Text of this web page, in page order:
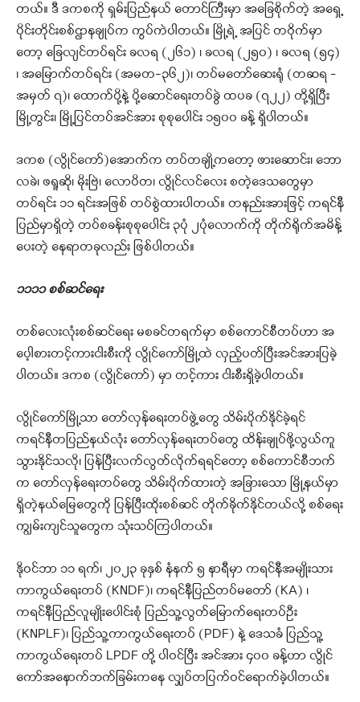
တယ်။ ဒီ ဒကစကို ရှမ်းပြည်နယ် တောင်ကြီးမှာ အခြေစိုက်တဲ့ အရှေ့
ပိုင်းတိုင်းစစ်ဌာနချုပ်က ကွပ်ကဲပါတယ်။ မြို့ရဲ့ အပြင် တဝိုက်မှာ
တော့ ခြေလျင်တပ်ရင်း ခလရ (၂၆၁) ၊ ခလရ (၂၅၀) ၊ ခလရ (၅၄)
၊ အမြောက်တပ်ရင်း (အမတ-၃၆၂)၊ တပ်မတော်ဆေးရုံ (တဆရ –
အမှတ် ၇)၊ ထောက်ပို့နဲ့ ပို့ဆောင်ရေးတပ်ခွဲ ထပခ (၇၂၂) တို့ရှိပြီး
မြို့တွင်း၊ မြို့ပြင်တပ်အင်အား စုစုပေါင်း ၁၅၀၀ ခန့် ရှိပါတယ်။
ဒကစ (လွိုင်ကော်)အောက်က တပ်တချို့ကတော့ ဖားဆောင်း၊ ဘော
လခဲ၊ ဖရူဆို၊ မိုးဗြဲ၊ လောပိတ၊ လွိုင်လင်လေး စတဲ့ဒေသတွေမှာ
တပ်ရင်း ၁၁ ရင်းအဖြစ် တပ်စွဲထားပါတယ်။ တနည်းအားဖြင့် ကရင်နီ
ပြည်မှာရှိတဲ့ တပ်စခန်းစုစုပေါင်း ၃ပုံ ၂ပုံလောက်ကို တိုက်ရိုက်အမိန့်
ပေးတဲ့ နေရာတခုလည်း ဖြစ်ပါတယ်။
၁၁၁၁ စစ်ဆင်ရေး
တစ်လေးလုံးစစ်ဆင်ရေး မစခင်တရက်မှာ စစ်ကောင်စီတပ်ဟာ အ
ပေ့ါစားတင့်ကားငါးစီးကို လွိုင်ကော်မြို့ထဲ လှည့်ပတ်ပြီးအင်အားပြခဲ့
ပါတယ်။ ဒကစ (လွိုင်ကော်) မှာ တင့်ကား ငါးစီးရှိခဲ့ပါတယ်။
လွိုင်ကော်မြို့သာ တော်လှန်ရေးတပ်ဖွဲ့တွေ သိမ်းပိုက်နိုင်ခဲ့ရင်
ကရင်နီတပြည်နယ်လုံး တော်လှန်ရေးတပ်တွေ ထိန်းချုပ်ဖို့လွယ်ကူ
သွားနိုင်သလို၊ ပြန်ပြီးလက်လွတ်လိုက်ရရင်တော့ စစ်ကောင်စီဘက်
က တော်လှန်ရေးတပ်တွေ သိမ်းပိုက်ထားတဲ့ အခြားသော မြို့နယ်မှာ
ရှိတဲ့နယ်မြေတွေကို ပြန်ပြီးထိုးစစ်ဆင် တိုက်ခိုက်နိုင်တယ်လို့ စစ်ရေး
ကျွမ်းကျင်သူတွေက သုံးသပ်ကြပါတယ်။
နိုဝင်ဘာ ၁၁ ရက်၊ ၂၀၂၃ ခုနှစ် နံနက် ၅ နာရီမှာ ကရင်နီအမျိုးသား
ကာကွယ်ရေးတပ် (KNDF)၊ ကရင်နီပြည်တပ်မတော် (KA) ၊
ကရင်နီပြည်လူမျိုးပေါင်းစုံ ပြည်သူ့လွတ်မြောက်ရေးတပ်ဦး
(KNPLF)၊ ပြည်သူ့ကာကွယ်ရေးတပ် (PDF) နဲ့ ဒေသခံ ပြည်သူ့
ကာကွယ်ရေးတပ် LPDF တို့ ပါဝင်ပြီး အင်အား ၄၀၀ ခန့်ဟာ လွိုင်
ကော်အနောက်ဘက်ခြမ်းကနေ လျှပ်တပြက်ဝင်ရောက်ခဲ့ပါတယ်။